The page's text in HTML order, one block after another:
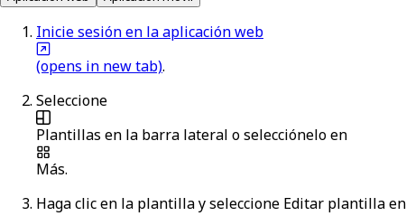
Inicie sesión en la aplicación web
(opens in new tab).
Seleccione
Plantillas en la barra lateral o selecciónelo en
Más.
Haga clic en la plantilla y seleccione Editar plantilla